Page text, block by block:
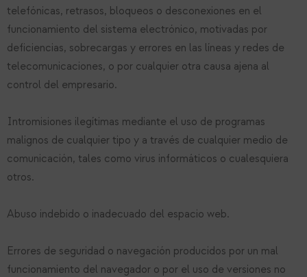
telefónicas, retrasos, bloqueos o desconexiones en el
funcionamiento del sistema electrónico, motivadas por
deficiencias, sobrecargas y errores en las líneas y redes de
telecomunicaciones, o por cualquier otra causa ajena al
control del empresario.
Intromisiones ilegítimas mediante el uso de programas
malignos de cualquier tipo y a través de cualquier medio de
comunicación, tales como virus informáticos o cualesquiera
otros.
Abuso indebido o inadecuado del espacio web.
Errores de seguridad o navegación producidos por un mal
funcionamiento del navegador o por el uso de versiones no